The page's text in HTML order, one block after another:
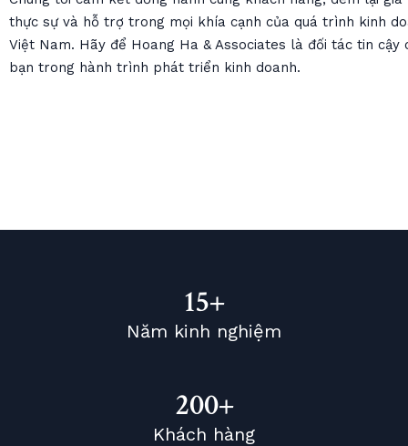
thực sự và hỗ trợ trong mọi khía cạnh của quá trình kinh
Việt Nam. Hãy để Hoang Ha & Associates là đối tác tin cậy
bạn trong hành trình phát triển kinh doanh.
15+
Năm kinh nghiệm
200+
Khách hàng